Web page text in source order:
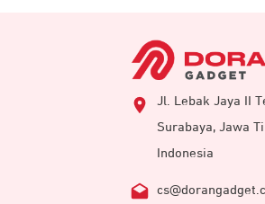
Jl. Lebak Jaya II
Surabaya, Jawa
Indonesia